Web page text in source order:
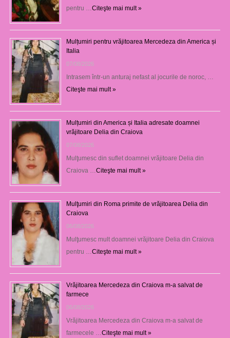
pentru … Citeşte mai mult »
Mulțumiri pentru vrăjitoarea Mercedeza din America și
Italia
07/08/2026
Intrasem într-un anturaj nefast al jocurile de noroc, …
Citeşte mai mult »
Mulțumiri din America și Italia adresate doamnei
vrăjitoare Delia din Craiova
07/08/2026
Mulţumesc din suflet doamnei vrăjitoare Delia din
Craiova … Citeşte mai mult »
Mulţumiri din Roma primite de vrăjitoarea Delia din
Craiova
06/08/2026
Mulţumesc mult doamnei vrăjitoare Delia din Craiova
pentru … Citeşte mai mult »
Vrăjitoarea Mercedeza din Craiova m-a salvat de
farmece
06/08/2026
Vrăjitoarea Mercedeza din Craiova m-a salvat de
farmecele … Citeşte mai mult »